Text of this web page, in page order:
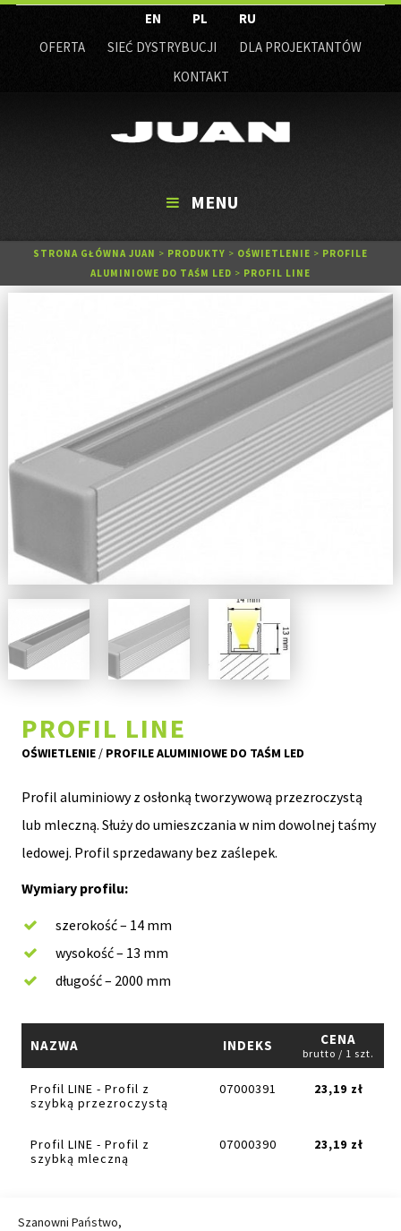
Szanowni Państwo,
EN PL
RU
OFERTA
SIEĆ DYSTRYBUCJI
DLA PROJEKTANTÓW
KONTAKT
MENU
STRONA GŁÓWNA JUAN > PRODUKTY > OŚWIETLENIE > PROFILE
ALUMINIOWE DO TAŚM LED > PROFIL LINE
PROFIL LINE
OŚWIETLENIE/ PROFILE ALUMINIOWE DO TAŚM LED
Profil aluminiowy z osłonką tworzywową przezroczystą
lub mleczną. Służy do umieszczania w nim dowolnej taśmy
ledowej. Profil sprzedawany bez zaślepek.
Wymiary profilu:
szerokość – 14 mm
wysokość – 13 mm
długość – 2000 mm
NAZWA INDEKS CENA
brutto / 1 szt.
Profil LINE - Profil z
szybką przezroczystą
07000391 23,19 zł
Profil LINE - Profil z
szybką mleczną
07000390 23,19 zł